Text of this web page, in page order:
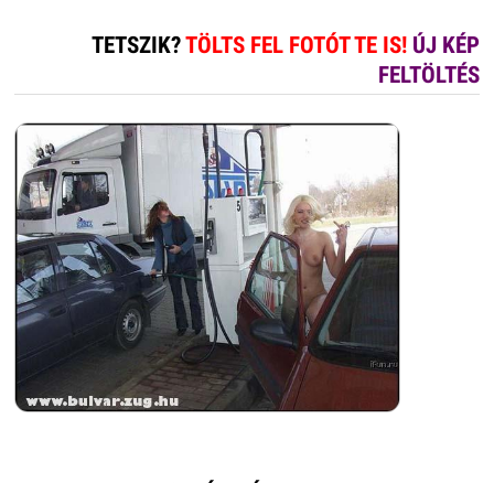
TETSZIK?TÖLTS FEL FOTÓT TE IS! ÚJ KÉP
FELTÖLTÉS